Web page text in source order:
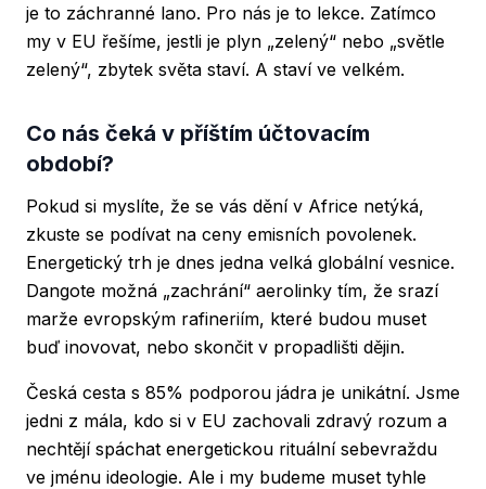
je to záchranné lano. Pro nás je to lekce. Zatímco
my v EU řešíme, jestli je plyn „zelený“ nebo „světle
zelený“, zbytek světa staví. A staví ve velkém.
Co nás čeká v příštím účtovacím
období?
Pokud si myslíte, že se vás dění v Africe netýká,
zkuste se podívat na ceny emisních povolenek.
Energetický trh je dnes jedna velká globální vesnice.
Dangote možná „zachrání“ aerolinky tím, že srazí
marže evropským rafineriím, které budou muset
buď inovovat, nebo skončit v propadlišti dějin.
Česká cesta s 85% podporou jádra je unikátní. Jsme
jedni z mála, kdo si v EU zachovali zdravý rozum a
nechtějí spáchat energetickou rituální sebevraždu
ve jménu ideologie. Ale i my budeme muset tyhle